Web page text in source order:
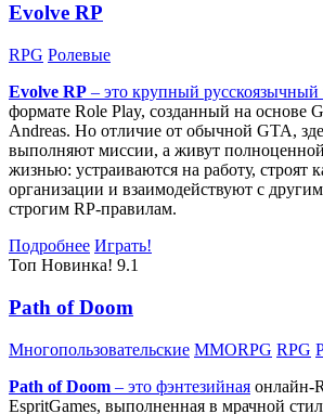
Evolve RP
RPG Ролевые
Evolve RP – это крупный русскоязычный
формате Role Play, созданный на основе
Andreas. Но отличие от обычной GTA,
выполняют миссии, а живут
жизнью: устраиваются на работу, строят
организации и взаимодействуют с
строгим RP-правилам.
Подробнее Играть!
Топ Новинка! 9.1
Path of Doom
Многопользовательские MMORPG RPG
Path of Doom – это фэнтезийная онлайн-
EspritGames, выполненная в мрачной